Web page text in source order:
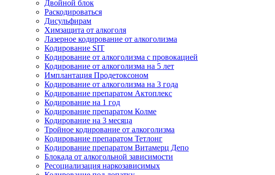
Двойной блок
Раскодироваться
Дисульфирам
Химзащита от алкоголя
Лазерное кодирование от алкоголизма
Кодирование SIT
Кодирование от алкоголизма с провокацией
Кодирование от алкоголизма на 5 лет
Имплантация Продетоксоном
Кодирование от алкоголизма на 3 года
Кодирование препаратом Актоплекс
Кодирование на 1 год
Кодирование препаратом Колме
Кодирование на 3 месяца
Тройное кодирование от алкоголизма
Кодирование препаратом Тетлонг
Кодирование препаратом Витамерц Депо
Блокада от алкогольной зависимости
Ресоциализация наркозависимых